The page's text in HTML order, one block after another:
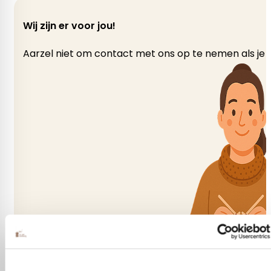
Wij zijn er voor jou!
Aarzel niet om contact met ons op te nemen als
Neem contact met ons op